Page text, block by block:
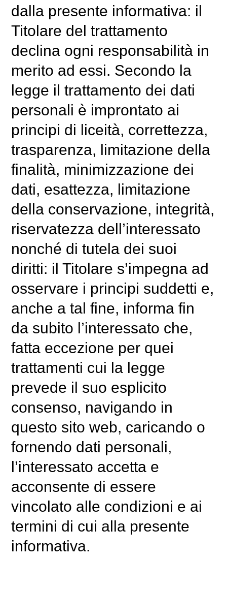
dalla presente informativa: il
Titolare del trattamento
declina ogni responsabilità in
merito ad essi. Secondo la
legge il trattamento dei dati
personali è improntato ai
principi di liceità, correttezza,
trasparenza, limitazione della
finalità, minimizzazione dei
dati, esattezza, limitazione
della conservazione, integrità,
riservatezza dell’interessato
nonché di tutela dei suoi
diritti: il Titolare s’impegna ad
osservare i principi suddetti e,
anche a tal fine, informa fin
da subito l’interessato che,
fatta eccezione per quei
trattamenti cui la legge
prevede il suo esplicito
consenso, navigando in
questo sito web, caricando o
fornendo dati personali,
l’interessato accetta e
acconsente di essere
vincolato alle condizioni e ai
termini di cui alla presente
informativa.